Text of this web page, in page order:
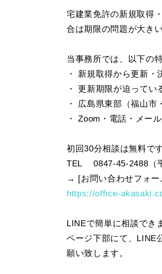
宅建業免許の新規取得
合は期限の問題が大きい
当事務所では、以下の
・ 新規取得から更新
・ 更新期限が迫ってい
・ 広島県東部（福山市
・ Zoom・電話・メー
初回30分相談は無料で
TEL 0847-45-2488（
→ [お問い合わせフォー
https://office-
LINEで簡単に相談でき
ページ下部にて、LINE
願い致します。